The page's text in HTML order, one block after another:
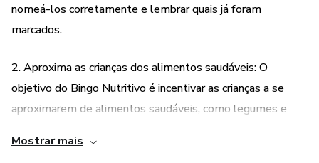
nomeá-los corretamente e lembrar quais já foram
marcados.
2. Aproxima as crianças dos alimentos saudáveis: O
objetivo do Bingo Nutritivo é incentivar as crianças a se
aproximarem de alimentos saudáveis, como legumes e
diferentes tipos de alimentos e aprender sobre seus
Mostrar mais